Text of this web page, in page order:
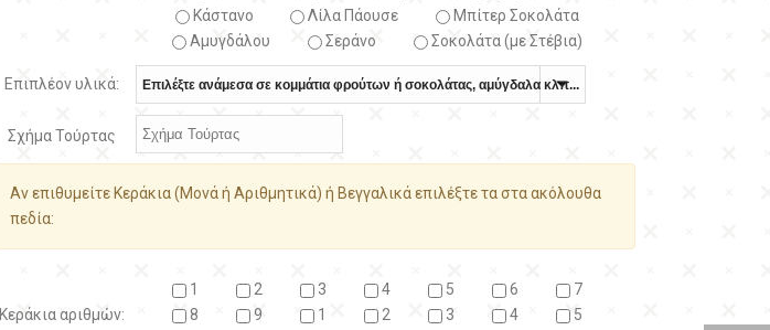
Κάστανο
Λίλα Πάουσε
Μπίτερ Σοκολάτα
Αμυγδάλου
Σεράνο Σοκολάτα (με Στέβια)
Επιπλέον υλικά:
Σχήμα Τούρτας
Αν επιθυμείτε Κεράκια (Μονά ή Αριθμητικά) ή Βεγγαλικά επιλέξτε τα στα ακόλουθα
πεδία:
Κεράκια αριθμών:
1 2 3 4 5 6
7
8
9 1 2 3 4
5